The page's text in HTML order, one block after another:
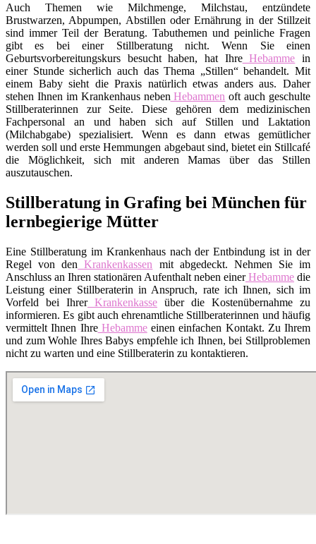
Auch Themen wie Milchmenge, Milchstau, entzündete
Brustwarzen, Abpumpen, Abstillen oder Ernährung in der Stillzeit
sind immer Teil der Beratung. Tabuthemen und peinliche Fragen
gibt es bei einer Stillberatung nicht. Wenn Sie einen
Geburtsvorbereitungskurs besucht haben, hat IhreHebamme in
einer Stunde sicherlich auch das Thema „Stillen“ behandelt. Mit
einem Baby sieht die Praxis natürlich etwas anders aus. Daher
stehen Ihnen im Krankenhaus neben Hebammen oft auch geschulte
Stillberaterinnen zur Seite. Diese gehören dem medizinischen
Fachpersonal an und haben sich auf Stillen und Laktation
(Milchabgabe) spezialisiert. Wenn es dann etwas gemütlicher
werden soll und erste Hemmungen abgebaut sind, bietet ein Stillcafé
die Möglichkeit, sich mit anderen Mamas über das Stillen
auszutauschen.
Stillberatung in Grafing bei München für
lernbegierige Mütter
Eine Stillberatung im Krankenhaus nach der Entbindung ist in der
Regel von den Krankenkassen mit abgedeckt. Nehmen Sie im
Anschluss an Ihren stationären Aufenthalt neben einerHebamme die
Leistung einer Stillberaterin in Anspruch, rate ich Ihnen, sich im
Vorfeld bei IhrerKrankenkasse über die Kostenübernahme zu
informieren. Es gibt auch ehrenamtliche Stillberaterinnen und häufig
vermittelt Ihnen IhreHebammeeinen einfachen Kontakt. Zu Ihrem
und zum Wohle Ihres Babys empfehle ich Ihnen, bei Stillproblemen
nicht zu warten und eine Stillberaterin zu kontaktieren.